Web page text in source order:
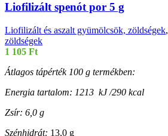
Liofilizált spenót por 5 g
Liofilizált és aszalt gyümölcsök, zöldségek,
zöldségek
1 105 Ft
Átlagos tápérték 100 g termékben:
Energia tartalom: 1213 kJ /290 kcal
Zsír: 6,0 g
Szénhidrát: 13,0 g